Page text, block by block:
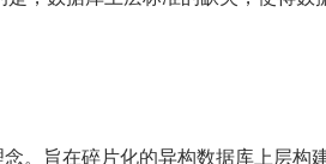
。旨在碎片化的异构数据库上层构